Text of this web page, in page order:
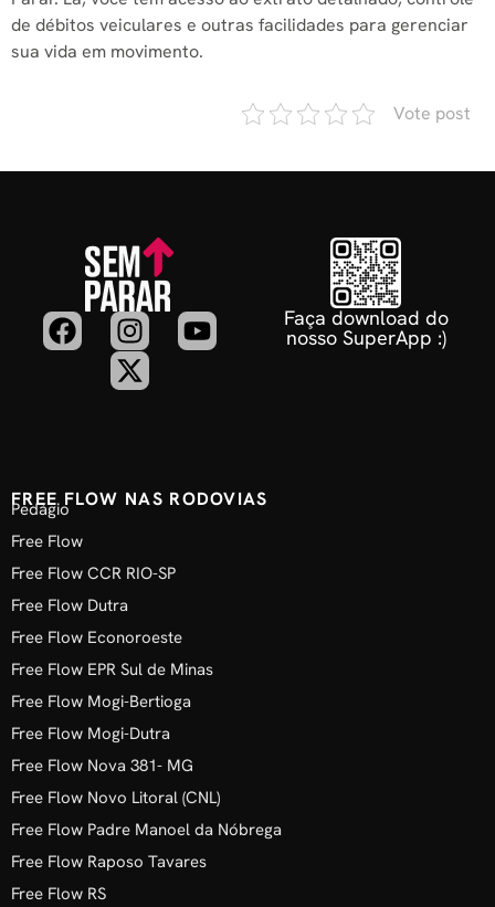
de débitos veiculares e outras facilidades para gerenciar
sua vida em movimento.
Vote post
Faça download do
nosso SuperApp :)
FREE FLOW NAS RODOVIAS
Pedágio
Free Flow
Free Flow CCR RIO-SP
Free Flow Dutra
Free Flow Econoroeste
Free Flow EPR Sul de Minas
Free Flow Mogi-Bertioga
Free Flow Mogi-Dutra
Free Flow Nova 381- MG
Free Flow Novo Litoral (CNL)
Free Flow Padre Manoel da Nóbrega
Free Flow Raposo Tavares
Free Flow RS